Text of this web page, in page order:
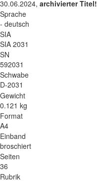
30.06.2024, archivierter Titel!
Sprache
- deutsch
SIA
SIA 2031
SN
592031
Schwabe
D-2031
Gewicht
0.121 kg
Format
A4
Einband
broschiert
Seiten
36
Rubrik